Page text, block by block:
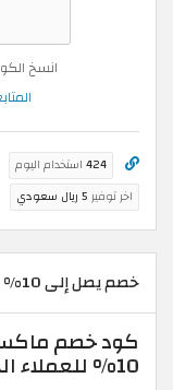
انسخ
424 استخدام اليوم
اخر توفير 5 ريال سعودي
خصم يصل إلى 10%
كود خصم
10% للعملاء الجدد